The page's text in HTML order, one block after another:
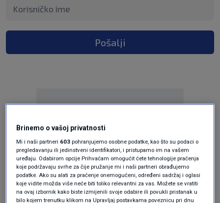
Pošalji
Oglas
Brinemo o vašoj privatnosti
Mi i naši partneri 603 pohranjujemo osobne podatke, kao što su podaci o
pregledavanju ili jedinstveni identifikatori, i pristupamo im na vašem
uređaju. Odabirom opcije Prihvaćam omogućit ćete tehnologije praćenja
koje podržavaju svrhe za čije pružanje mi i naši partneri obrađujemo
podatke. Ako su alati za praćenje onemogućeni, određeni sadržaj i oglasi
koje vidite možda više neće biti toliko relevantni za vas. Možete se vratiti
na ovaj izbornik kako biste izmijenili svoje odabire ili povukli pristanak u
bilo kojem trenutku klikom na Upravljaj postavkama poveznicu pri dnu